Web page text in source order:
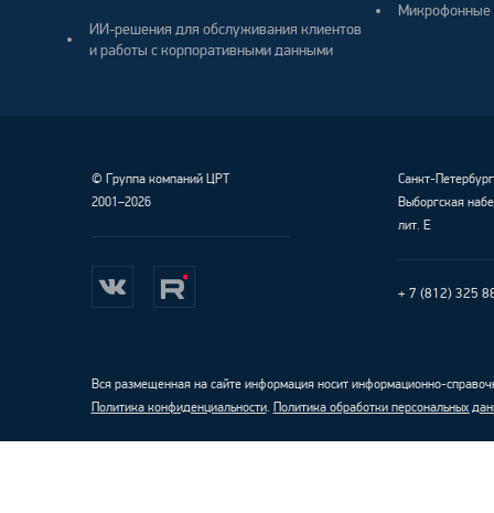
ИИ-решения для обслуживания клиентов
и работы с корпоративными данными
Микрофонные
© Группа компаний ЦРТ
2001–2026
Санкт-Петербург
Выборгская
лит. Е
+ 7 (812) 325
Вся размещенная на сайте информация носит информационно-
Политика конфиденциальности. Политика обработки персональных